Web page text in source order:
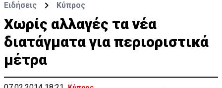
Ειδήσεις Κύπρος
Χωρίς αλλαγές τα νέα
διατάγματα για περιοριστικά
μέτρα